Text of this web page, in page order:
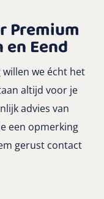
Premium
Eend
we écht het
altijd voor je
advies van
een opmerking
gerust contact